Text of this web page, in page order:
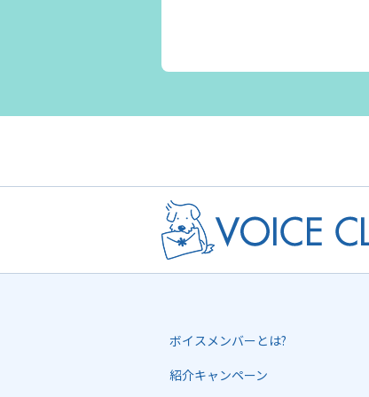
ボイスメンバーとは?
紹介キャンペーン